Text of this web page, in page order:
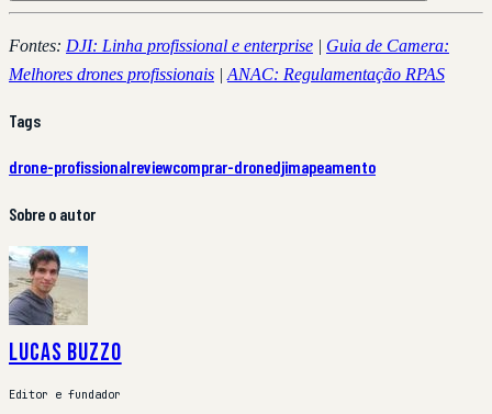
Fontes: DJI: Linha profissional e enterprise | Guia de Camera:
Melhores drones profissionais |ANAC: Regulamentação RPAS
Tags
drone-profissionalreviewcomprar-dronedjimapeamento
Sobre o autor
Lucas Buzzo
Editor e fundador